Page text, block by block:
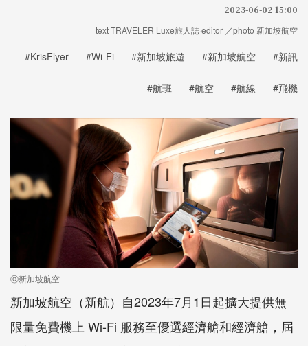
2023-06-02 15:00
text TRAVELER Luxe旅人誌·editor ／photo 新加坡航空
#KrisFlyer #Wi-Fi #新加坡旅遊 #新加坡航空 #新訊
#航班 #航空 #航線 #飛機
ⓒ新加坡航空
新加坡航空（新航）自2023年7月1日起擴大提供無
限量免費機上 Wi-Fi 服務至優選經濟艙和經濟艙，屆